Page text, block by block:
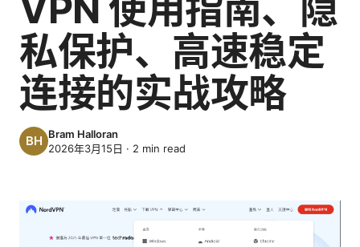
私保护、高速稳定
连接的实战攻略
Bram Halloran
2026年3月15日 · 2 min read